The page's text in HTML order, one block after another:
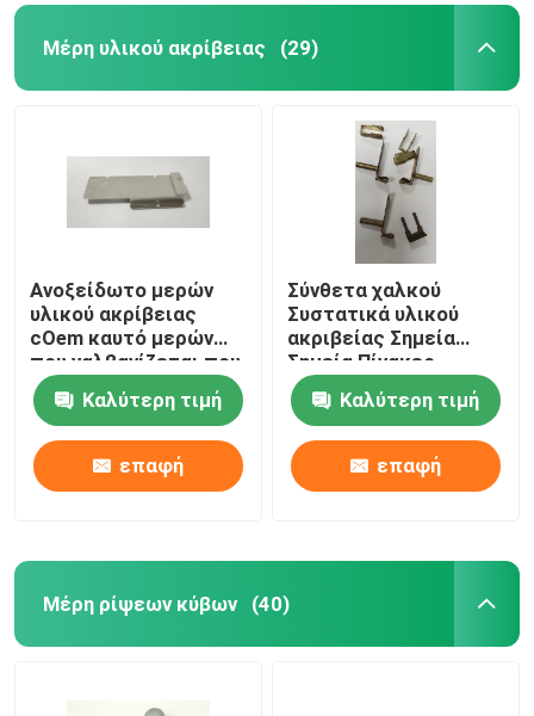
Μέρη υλικού ακρίβειας (29)
Ανοξείδωτο μερών
υλικού ακρίβειας
cOem καυτό μερών
που γαλβανίζεται που
σφραγίζει
Καλύτερη τιμή
επαφή
Σύνθετα χαλκού
Συστατικά υλικού
ακριβείας Σημεία
Σημεία Πίνακες
καλωδίωσης
Καλύτερη τιμή
επαφή
Μέρη ρίψεων κύβων (40)